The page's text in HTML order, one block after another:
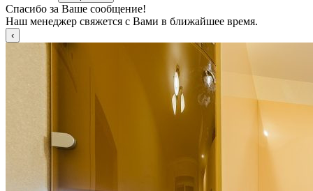
Спасибо за Ваше сообщение!
Наш менеджер свяжется с Вами в ближайшее время.